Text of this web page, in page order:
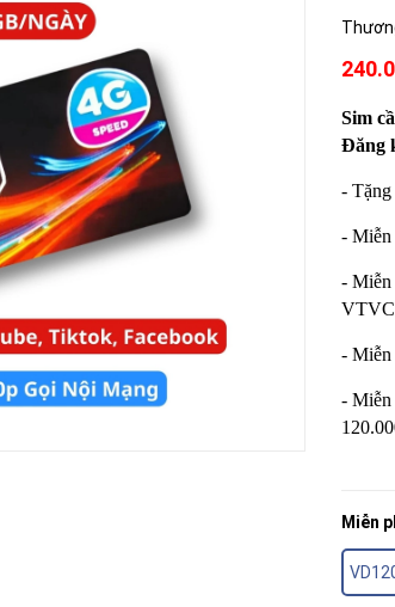
Sim
Đăng
-
- Miễn
- Miễn
- Miễn
- Miễn
Miễn